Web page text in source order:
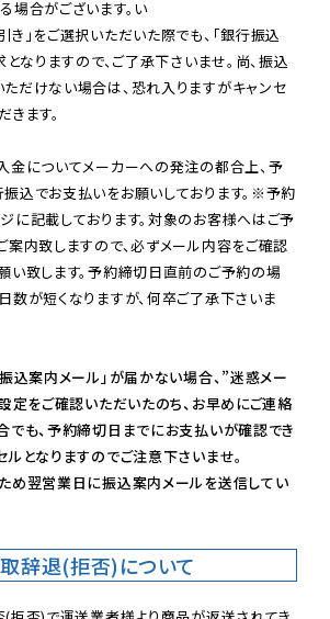
場合がございます。い
き」をご選択いただいた際でも、「銀行振込
なりますので、ご了承下さいませ。尚、振込
だけない場合は、恐れ入りますがキャンセ
ます。
についてメーカーへの発注の都合上、予
込でお支払いをお願いしております。※予約
に記載しております。対象のお客様へはご予
案内致しますので、必ずメール内容をご確認
い致します。予約締切日直前のご予約の場
数が短くなりますが、何卒ご了承下さいま
振込案内メール」が届かない場合、”迷惑メー
定をご確認いただいたのち、お早めにご連絡
でも、予約締切日までにお支払いが確認でき
ルとなりますのでご注意下さいませ。
め翌営業日に振込案内メールを送信してい
辞退(拒否)について